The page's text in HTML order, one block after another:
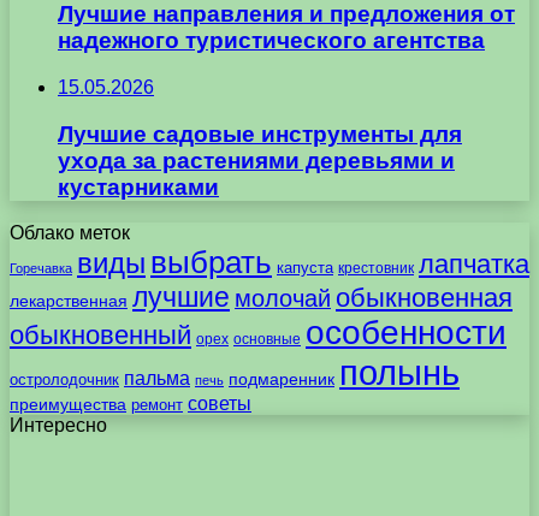
Лучшие направления и предложения от
надежного туристического агентства
15.05.2026
Лучшие садовые инструменты для
ухода за растениями деревьями и
кустарниками
Облако меток
Горечавка виды выбрать капуста крестовник лапчатка
лекарственная лучшие молочай обыкновенная
обыкновенный орех основные особенности
остролодочник пальма печь подмаренник полынь
преимущества ремонт советы
Интересно